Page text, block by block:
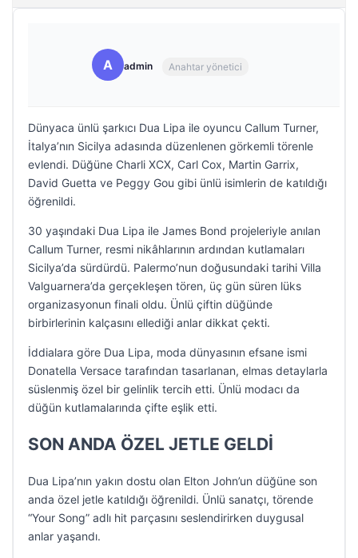
A admin Anahtar yönetici
Dünyaca ünlü şarkıcı Dua Lipa ile oyuncu Callum Turner,
İtalya’nın Sicilya adasında düzenlenen görkemli törenle
evlendi. Düğüne Charli XCX, Carl Cox, Martin Garrix,
David Guetta ve Peggy Gou gibi ünlü isimlerin de katıldığı
öğrenildi.
30 yaşındaki Dua Lipa ile James Bond projeleriyle anılan
Callum Turner, resmi nikâhlarının ardından kutlamaları
Sicilya’da sürdürdü. Palermo’nun doğusundaki tarihi Villa
Valguarnera’da gerçekleşen tören, üç gün süren lüks
organizasyonun finali oldu. Ünlü çiftin düğünde
birbirlerinin kalçasını ellediği anlar dikkat çekti.
İddialara göre Dua Lipa, moda dünyasının efsane ismi
Donatella Versace tarafından tasarlanan, elmas detaylarla
süslenmiş özel bir gelinlik tercih etti. Ünlü modacı da
düğün kutlamalarında çifte eşlik etti.
SON ANDA ÖZEL JETLE GELDİ
Dua Lipa’nın yakın dostu olan Elton John’un düğüne son
anda özel jetle katıldığı öğrenildi. Ünlü sanatçı, törende
“Your Song” adlı hit parçasını seslendirirken duygusal
anlar yaşandı.